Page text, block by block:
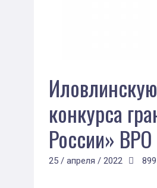
конкурса
России»
25 / апреля / 2022